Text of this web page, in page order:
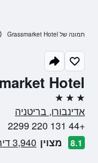
Hotel
3 כוכבים
אדינבורו, בריטניה
+44 131 220 2299
8.1 מצוין 3,940 דירוגים מאומתים
תמונה של Grassmarket Hotel